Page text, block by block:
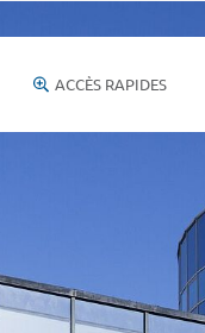
ACCÈS RAPIDES